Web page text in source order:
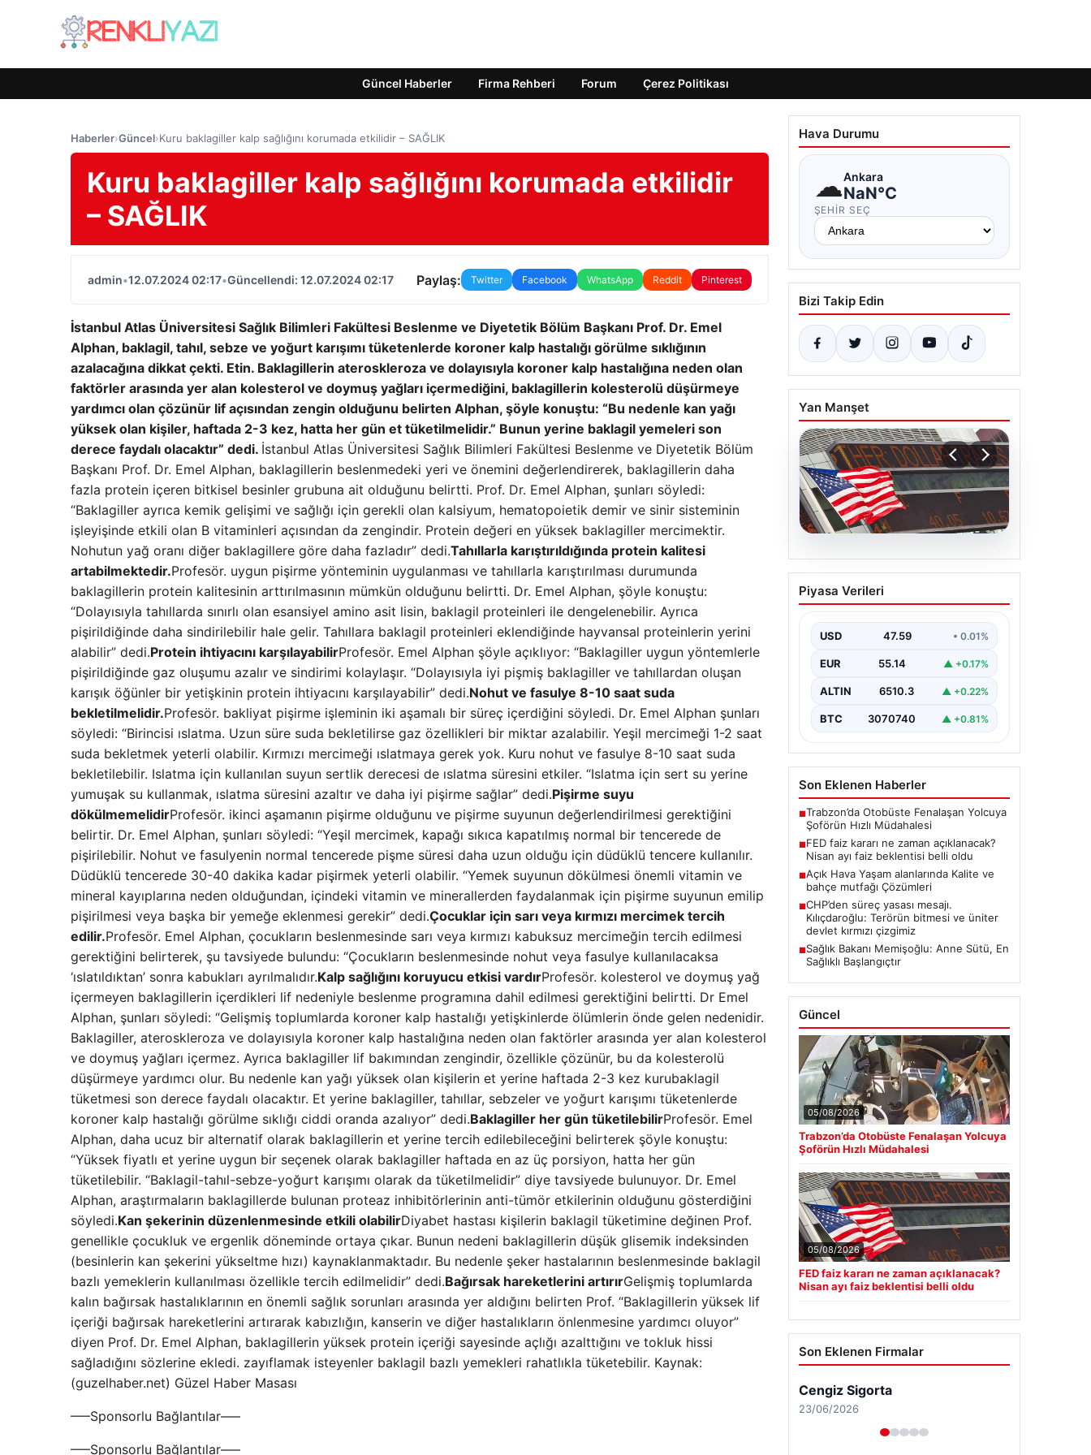
Güncel Haberler Firma Rehberi Forum Çerez Politikası
Haberler›Güncel›Kuru baklagiller kalp sağlığını korumada etkilidir – SAĞLIK
Kuru baklagiller kalp sağlığını korumada etkilidir
– SAĞLIK
admin•12.07.2024 02:17•Güncellendi: 12.07.2024 02:17 Paylaş: Twitter Facebook WhatsApp Reddit Pinterest
İstanbul Atlas Üniversitesi Sağlık Bilimleri Fakültesi Beslenme ve Diyetetik Bölüm Başkanı Prof. Dr. Emel
Alphan, baklagil, tahıl, sebze ve yoğurt karışımı tüketenlerde koroner kalp hastalığı görülme sıklığının
azalacağına dikkat çekti. Etin. Baklagillerin ateroskleroza ve dolayısıyla koroner kalp hastalığına neden olan
faktörler arasında yer alan kolesterol ve doymuş yağları içermediğini, baklagillerin kolesterolü düşürmeye
yardımcı olan çözünür lif açısından zengin olduğunu belirten Alphan, şöyle konuştu: “Bu nedenle kan yağı
yüksek olan kişiler, haftada 2-3 kez, hatta her gün et tüketilmelidir.” Bunun yerine baklagil yemeleri son
derece faydalı olacaktır” dedi. İstanbul Atlas Üniversitesi Sağlık Bilimleri Fakültesi Beslenme ve Diyetetik Bölüm
Başkanı Prof. Dr. Emel Alphan, baklagillerin beslenmedeki yeri ve önemini değerlendirerek, baklagillerin daha
fazla protein içeren bitkisel besinler grubuna ait olduğunu belirtti. Prof. Dr. Emel Alphan, şunları söyledi:
“Baklagiller ayrıca kemik gelişimi ve sağlığı için gerekli olan kalsiyum, hematopoietik demir ve sinir sisteminin
işleyişinde etkili olan B vitaminleri açısından da zengindir. Protein değeri en yüksek baklagiller mercimektir.
Nohutun yağ oranı diğer baklagillere göre daha fazladır” dedi.Tahıllarla karıştırıldığında protein kalitesi
artabilmektedir.Profesör. uygun pişirme yönteminin uygulanması ve tahıllarla karıştırılması durumunda
baklagillerin protein kalitesinin arttırılmasının mümkün olduğunu belirtti. Dr. Emel Alphan, şöyle konuştu:
“Dolayısıyla tahıllarda sınırlı olan esansiyel amino asit lisin, baklagil proteinleri ile dengelenebilir. Ayrıca
pişirildiğinde daha sindirilebilir hale gelir. Tahıllara baklagil proteinleri eklendiğinde hayvansal proteinlerin yerini
alabilir” dedi.Protein ihtiyacını karşılayabilirProfesör. Emel Alphan şöyle açıklıyor: “Baklagiller uygun yöntemlerle
pişirildiğinde gaz oluşumu azalır ve sindirimi kolaylaşır. “Dolayısıyla iyi pişmiş baklagiller ve tahıllardan oluşan
karışık öğünler bir yetişkinin protein ihtiyacını karşılayabilir” dedi.Nohut ve fasulye 8-10 saat suda
bekletilmelidir.Profesör. bakliyat pişirme işleminin iki aşamalı bir süreç içerdiğini söyledi. Dr. Emel Alphan şunları
söyledi: “Birincisi ıslatma. Uzun süre suda bekletilirse gaz özellikleri bir miktar azalabilir. Yeşil mercimeği 1-2 saat
suda bekletmek yeterli olabilir. Kırmızı mercimeği ıslatmaya gerek yok. Kuru nohut ve fasulye 8-10 saat suda
bekletilebilir. Islatma için kullanılan suyun sertlik derecesi de ıslatma süresini etkiler. “Islatma için sert su yerine
yumuşak su kullanmak, ıslatma süresini azaltır ve daha iyi pişirme sağlar” dedi.Pişirme suyu
dökülmemelidirProfesör. ikinci aşamanın pişirme olduğunu ve pişirme suyunun değerlendirilmesi gerektiğini
belirtir. Dr. Emel Alphan, şunları söyledi: “Yeşil mercimek, kapağı sıkıca kapatılmış normal bir tencerede de
pişirilebilir. Nohut ve fasulyenin normal tencerede pişme süresi daha uzun olduğu için düdüklü tencere kullanılır.
Düdüklü tencerede 30-40 dakika kadar pişirmek yeterli olabilir. “Yemek suyunun dökülmesi önemli vitamin ve
mineral kayıplarına neden olduğundan, içindeki vitamin ve minerallerden faydalanmak için pişirme suyunun emilip
pişirilmesi veya başka bir yemeğe eklenmesi gerekir” dedi.Çocuklar için sarı veya kırmızı mercimek tercih
edilir.Profesör. Emel Alphan, çocukların beslenmesinde sarı veya kırmızı kabuksuz mercimeğin tercih edilmesi
gerektiğini belirterek, şu tavsiyede bulundu: “Çocukların beslenmesinde nohut veya fasulye kullanılacaksa
‘ıslatıldıktan’ sonra kabukları ayrılmalıdır.Kalp sağlığını koruyucu etkisi vardırProfesör. kolesterol ve doymuş yağ
içermeyen baklagillerin içerdikleri lif nedeniyle beslenme programına dahil edilmesi gerektiğini belirtti. Dr Emel
Alphan, şunları söyledi: “Gelişmiş toplumlarda koroner kalp hastalığı yetişkinlerde ölümlerin önde gelen nedenidir.
Baklagiller, ateroskleroza ve dolayısıyla koroner kalp hastalığına neden olan faktörler arasında yer alan kolesterol
ve doymuş yağları içermez. Ayrıca baklagiller lif bakımından zengindir, özellikle çözünür, bu da kolesterolü
düşürmeye yardımcı olur. Bu nedenle kan yağı yüksek olan kişilerin et yerine haftada 2-3 kez kurubaklagil
tüketmesi son derece faydalı olacaktır. Et yerine baklagiller, tahıllar, sebzeler ve yoğurt karışımı tüketenlerde
koroner kalp hastalığı görülme sıklığı ciddi oranda azalıyor” dedi.Baklagiller her gün tüketilebilirProfesör. Emel
Alphan, daha ucuz bir alternatif olarak baklagillerin et yerine tercih edilebileceğini belirterek şöyle konuştu:
“Yüksek fiyatlı et yerine uygun bir seçenek olarak baklagiller haftada en az üç porsiyon, hatta her gün
tüketilebilir. “Baklagil-tahıl-sebze-yoğurt karışımı olarak da tüketilmelidir” diye tavsiyede bulunuyor. Dr. Emel
Alphan, araştırmaların baklagillerde bulunan proteaz inhibitörlerinin anti-tümör etkilerinin olduğunu gösterdiğini
söyledi.Kan şekerinin düzenlenmesinde etkili olabilirDiyabet hastası kişilerin baklagil tüketimine değinen Prof.
genellikle çocukluk ve ergenlik döneminde ortaya çıkar. Bunun nedeni baklagillerin düşük glisemik indeksinden
(besinlerin kan şekerini yükseltme hızı) kaynaklanmaktadır. Bu nedenle şeker hastalarının beslenmesinde baklagil
bazlı yemeklerin kullanılması özellikle tercih edilmelidir” dedi.Bağırsak hareketlerini artırırGelişmiş toplumlarda
kalın bağırsak hastalıklarının en önemli sağlık sorunları arasında yer aldığını belirten Prof. “Baklagillerin yüksek lif
içeriği bağırsak hareketlerini artırarak kabızlığın, kanserin ve diğer hastalıkların önlenmesine yardımcı oluyor”
diyen Prof. Dr. Emel Alphan, baklagillerin yüksek protein içeriği sayesinde açlığı azalttığını ve tokluk hissi
sağladığını sözlerine ekledi. zayıflamak isteyenler baklagil bazlı yemekleri rahatlıkla tüketebilir. Kaynak:
(guzelhaber.net) Güzel Haber Masası
—–Sponsorlu Bağlantılar—–
—–Sponsorlu Bağlantılar—–
Hava Durumu
☁Ankara
NaN°C
ŞEHIR SEÇ
Bizi Takip Edin
Yan Manşet
05.08.2026
FED faiz kararı ne zaman
açıklanacak? Nisan ayı
Piyasa Verileri
USD 47.59 • 0.01%
EUR 55.14 ▲ +0.17%
ALTIN 6510.3 ▲ +0.22%
BTC 3070740 ▲ +0.81%
Son Eklenen Haberler
■Trabzon’da Otobüste Fenalaşan Yolcuya
Şoförün Hızlı Müdahalesi
■FED faiz kararı ne zaman açıklanacak?
Nisan ayı faiz beklentisi belli oldu
■Açık Hava Yaşam alanlarında Kalite ve
bahçe mutfağı Çözümleri
■CHP’den süreç yasası mesajı.
Kılıçdaroğlu: Terörün bitmesi ve üniter
devlet kırmızı çizgimiz
■Sağlık Bakanı Memişoğlu: Anne Sütü, En
Sağlıklı Başlangıçtır
Güncel
05/08/2026
Trabzon’da Otobüste Fenalaşan Yolcuya
Şoförün Hızlı Müdahalesi
05/08/2026
FED faiz kararı ne zaman açıklanacak?
Nisan ayı faiz beklentisi belli oldu
Son Eklenen Firmalar